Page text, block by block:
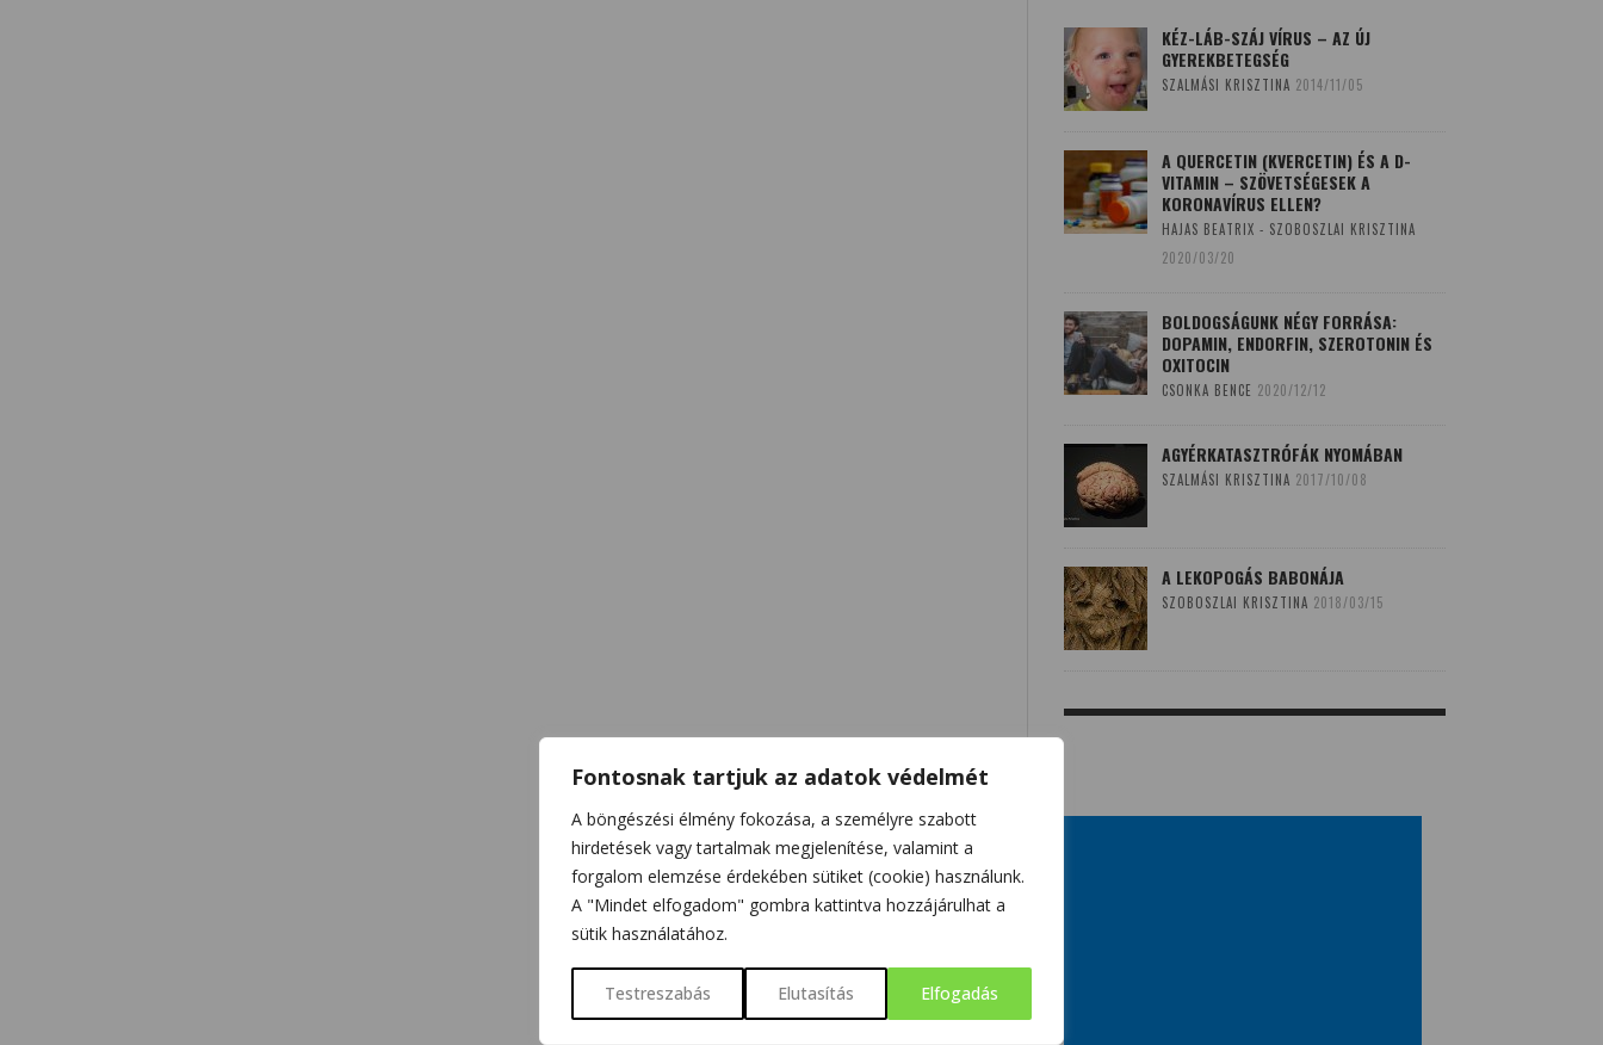
Fontosnak tartjuk az adatok védelmét
A böngészési élmény fokozása, a személyre szabott
hirdetések vagy tartalmak megjelenítése, valamint a
forgalom elemzése érdekében sütiket (cookie) használunk.
A "Mindet elfogadom" gombra kattintva hozzájárulhat a
sütik használatához.
Testreszabás Elutasítás Elfogadás
KÉZ-LÁB-SZÁJ VÍRUS – AZ ÚJ
GYEREKBETEGSÉG
SZALMÁSI KRISZTINA 2014/11/05
A QUERCETIN (KVERCETIN) ÉS A D-
VITAMIN – SZÖVETSÉGESEK A
KORONAVÍRUS ELLEN?
HAJAS BEATRIX - SZOBOSZLAI KRISZTINA
2020/03/20
BOLDOGSÁGUNK NÉGY FORRÁSA:
DOPAMIN, ENDORFIN, SZEROTONIN ÉS
OXITOCIN
CSONKA BENCE 2020/12/12
AGYÉRKATASZTRÓFÁK NYOMÁBAN
SZALMÁSI KRISZTINA 2017/10/08
A LEKOPOGÁS BABONÁJA
SZOBOSZLAI KRISZTINA 2018/03/15